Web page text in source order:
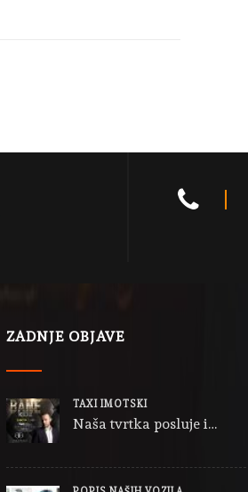
ZADNJE OBJAVE
TAXI IMOTSKI
Naša tvrtka posluje i…